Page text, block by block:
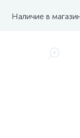
Наличие в